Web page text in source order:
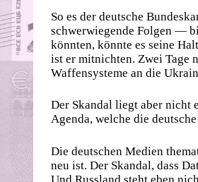
So es der deutsche
schwerwiegende Folgen —
könnten, könnte es seine
ist er mitnichten. Zwei Tage
Waffensysteme an die
Der Skandal liegt aber nicht
Agenda, welche die
Die deutschen Medien
neu ist. Der Skandal, dass
Und Russland steht eben